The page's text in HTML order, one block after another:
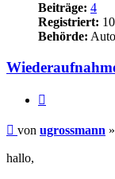
Beiträge: 4
Registriert:
Behörde:
Beitrag
von ugrossmann »
hallo,